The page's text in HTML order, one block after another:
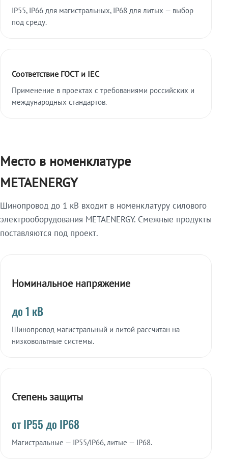
IP55, IP66 для магистральных, IP68 для литых — выбор
под среду.
Соответствие ГОСТ и IEC
Применение в проектах с требованиями российских и
международных стандартов.
Место в номенклатуре
METAENERGY
Шинопровод до 1 кВ входит в номенклатуру силового
электрооборудования METAENERGY. Смежные продукты
поставляются под проект.
Номинальное напряжение
до 1 кВ
Шинопровод магистральный и литой рассчитан на
низковольтные системы.
Степень защиты
от IP55 до IP68
Магистральные — IP55/IP66, литые — IP68.